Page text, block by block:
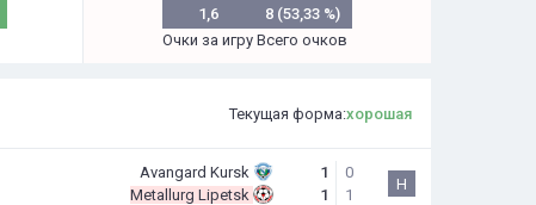
1,6
Очки за игру
8 (53,33 %)
Всего очков
Текущая форма:хорошая
Avangard Kursk
Metallurg Lipetsk
1
1
0
1
Н